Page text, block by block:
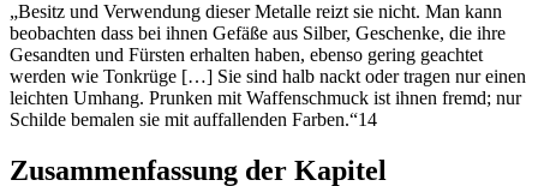
„Besitz und Verwendung dieser Metalle reizt sie nicht. Man kann
beobachten dass bei ihnen Gefäße aus Silber, Geschenke, die ihre
Gesandten und Fürsten erhalten haben, ebenso gering geachtet
werden wie Tonkrüge […] Sie sind halb nackt oder tragen nur einen
leichten Umhang. Prunken mit Waffenschmuck ist ihnen fremd; nur
Schilde bemalen sie mit auffallenden Farben.“14
Zusammenfassung der Kapitel